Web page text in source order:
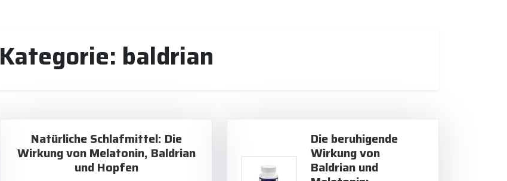
Kategorie: baldrian
Natürliche Schlafmittel: Die
Wirkung von Melatonin, Baldrian
und Hopfen
Die beruhigende
Wirkung von
Baldrian und